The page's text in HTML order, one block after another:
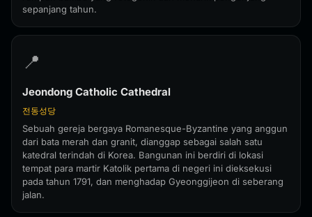
sepanjang tahun.
📍
Jeondong Catholic Cathedral
전동성당
Sebuah gereja bergaya Romanesque-Byzantine yang anggun
dari bata merah dan granit, dianggap sebagai salah satu
katedral terindah di Korea. Bangunan ini berdiri di lokasi
tempat para martir Katolik pertama di negeri ini dieksekusi
pada tahun 1791, dan menghadap Gyeonggijeon di seberang
jalan.